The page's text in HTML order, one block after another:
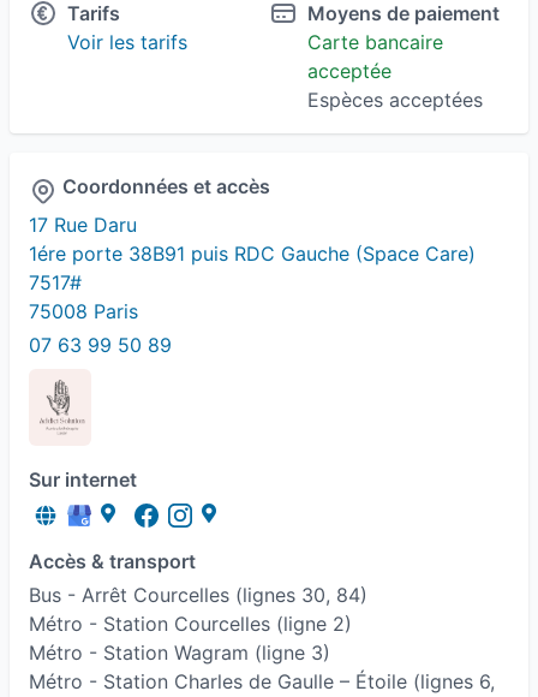
Tarifs
Voir les tarifs
Moyens de paiement
Carte bancaire
acceptée
Espèces acceptées
Coordonnées et accès
17 Rue Daru
1ére porte 38B91 puis RDC Gauche (Space Care)
7517#
75008 Paris
07 63 99 50 89
Sur internet
Accès & transport
Bus - Arrêt Courcelles (lignes 30, 84)
Métro - Station Courcelles (ligne 2)
Métro - Station Wagram (ligne 3)
Métro - Station Charles de Gaulle – Étoile (lignes 6,